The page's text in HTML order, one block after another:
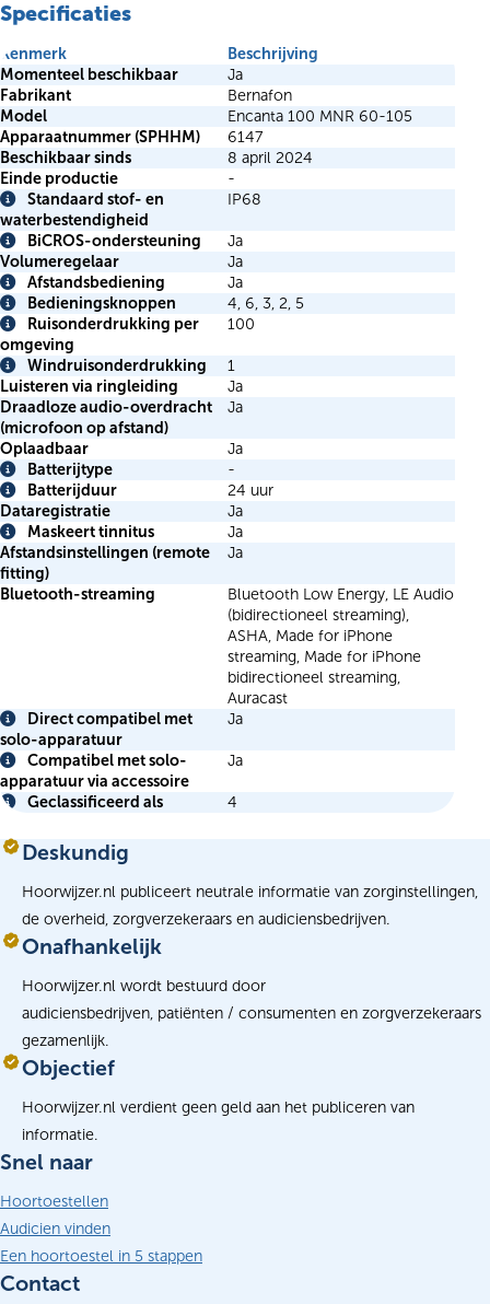
Specificaties
Kenmerk
Beschrijving
Momenteel beschikbaar
Ja
Fabrikant
Bernafon
Model
Encanta 100 MNR 60-105
Apparaatnummer (SPHHM)
6147
Beschikbaar sinds
8 april 2024
Einde productie
-
Info
Standaard stof- en
waterbestendigheid
IP68
Info
BiCROS-ondersteuning
Ja
Volumeregelaar
Ja
Info
Afstandsbediening Ja
Info
Bedieningsknoppen 4, 6, 3, 2, 5
Info
Ruisonderdrukking per
omgeving
100
Info
Windruisonderdrukking
1
Luisteren via ringleiding
Ja
Draadloze audio-overdracht
(microfoon op afstand)
Ja
Oplaadbaar Ja
Info
Batterijtype -
Info
Batterijduur
24 uur
Dataregistratie
Ja
Info
Maskeert tinnitus
Ja
Afstandsinstellingen (remote
fitting)
Ja
Bluetooth-streaming
Bluetooth Low Energy, LE Audio
(bidirectioneel streaming),
ASHA, Made for iPhone
streaming, Made for iPhone
bidirectioneel streaming,
Auracast
Info
Direct compatibel met
solo-apparatuur
Ja
Info
Compatibel met solo-
apparatuur via accessoire
Ja
Geclassificeerd als 4
Deskundig
Hoorwijzer.nl publiceert neutrale informatie van zorginstellingen,
de overheid, zorgverzekeraars en audiciensbedrijven.
Onafhankelijk
Hoorwijzer.nl wordt bestuurd door
audiciensbedrijven, patiënten / consumenten en zorgverzekeraars
gezamenlijk.
Objectief
Hoorwijzer.nl verdient geen geld aan het publiceren van
informatie.
Snel naar
Hoortoestellen
Audicien vinden
Een hoortoestel in 5 stappen
Contact